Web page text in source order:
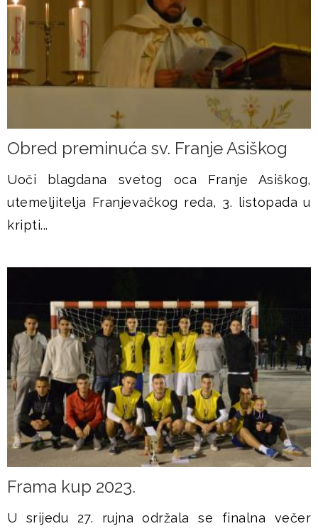
Obred preminuća sv. Franje Asiškog
Uoči blagdana svetog oca Franje Asiškog,
utemeljitelja Franjevačkog reda, 3. listopada u
kripti...
Frama kup 2023.
U srijedu 27. rujna održala se finalna večer